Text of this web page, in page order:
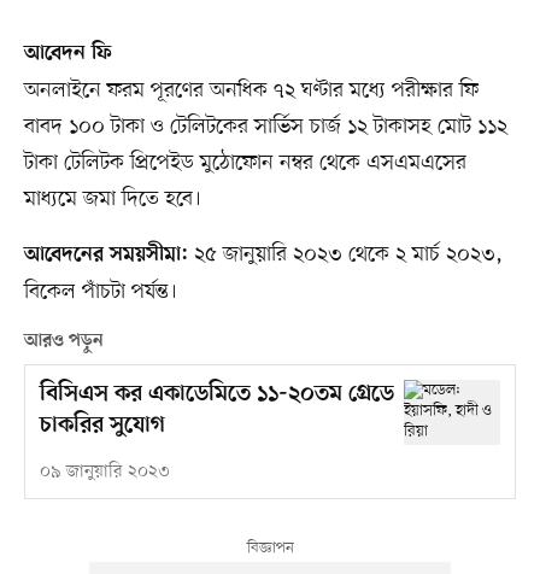
আবেদন ফি
অনলাইনে ফরম পূরণের অনধিক ৭২ ঘণ্টার মধ্যে পরীক্ষার ফি
বাবদ ১০০ টাকা ও টেলিটকের সার্ভিস চার্জ ১২ টাকাসহ মোট ১১২
টাকা টেলিটক প্রিপেইড মুঠোফোন নম্বর থেকে এসএমএসের
মাধ্যমে জমা দিতে হবে।
আবেদনের সময়সীমা: ২৫ জানুয়ারি ২০২৩ থেকে ২ মার্চ ২০২৩,
বিকেল পাঁচটা পর্যন্ত।
আরও পড়ুন
বিসিএস কর একাডেমিতে ১১-২০তম গ্রেডে
চাকরির সুযোগ
০৯ জানুয়ারি ২০২৩